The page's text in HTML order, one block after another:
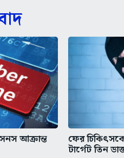
আক্রান্ত ফের
টার্গেট তিন